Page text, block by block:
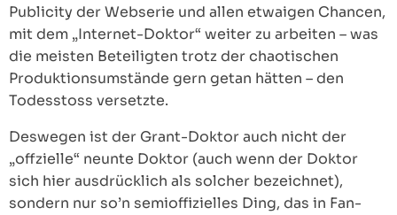
Publicity der Webserie und allen etwaigen Chancen,
mit dem „Internet-Doktor“ weiter zu arbeiten – was
die meisten Beteiligten trotz der chaotischen
Produktionsumstände gern getan hätten – den
Todesstoss versetzte.
Deswegen ist der Grant-Doktor auch nicht der
„offzielle“ neunte Doktor (auch wenn der Doktor
sich hier ausdrücklich als solcher bezeichnet),
sondern nur so’n semioffizielles Ding, das in Fan-